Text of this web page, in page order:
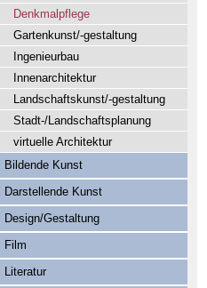
Denkmalpflege
Gartenkunst/-gestaltung
Ingenieurbau
Innenarchitektur
Landschaftskunst/-gestaltung
Stadt-/Landschaftsplanung
virtuelle Architektur
Bildende Kunst
Darstellende Kunst
Design/Gestaltung
Film
Literatur